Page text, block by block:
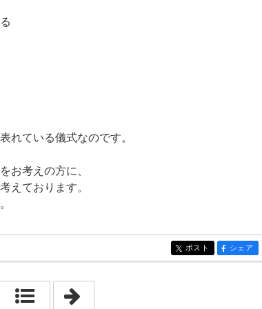
れている儀式なのです。
お考えの方に、
えております。
entry284
ポスト entry284
シェア
「2023年8月 6日 - 2023年8月12日」